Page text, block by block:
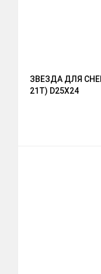
ЗВЕЗДА ДЛЯ
21T) D25X24